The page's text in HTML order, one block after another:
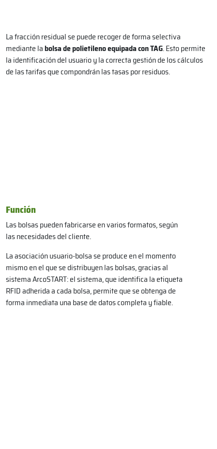
La fracción residual se puede recoger de forma selectiva
mediante labolsa de polietileno equipada con TAG. Esto permite
la identificación del usuario y la correcta gestión de los cálculos
de las tarifas que compondrán las tasas por residuos.
Función
Las bolsas pueden fabricarse en varios formatos, según
las necesidades del cliente.
La asociación usuario-bolsa se produce en el momento
mismo en el que se distribuyen las bolsas, gracias al
sistema ArcoSTART: el sistema, que identifica la etiqueta
RFID adherida a cada bolsa, permite que se obtenga de
forma inmediata una base de datos completa y fiable.